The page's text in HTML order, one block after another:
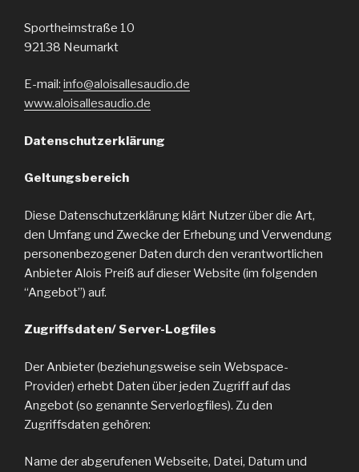
Sportheimstraße 10
92138 Neumarkt
E-mail: info@aloisallesaudio.de
www.aloisallesaudio.de
Datenschutzerklärung
Geltungsbereich
Diese Datenschutzerklärung klärt Nutzer über die Art,
den Umfang und Zwecke der Erhebung und Verwendung
personenbezogener Daten durch den verantwortlichen
Anbieter Alois Preiß auf dieser Website (im folgenden
“Angebot”) auf.
Zugriffsdaten/ Server-Logfiles
Der Anbieter (beziehungsweise sein Webspace-
Provider) erhebt Daten über jeden Zugriff auf das
Angebot (so genannte Serverlogfiles). Zu den
Zugriffsdaten gehören:
Name der abgerufenen Webseite, Datei, Datum und